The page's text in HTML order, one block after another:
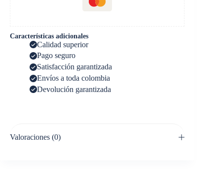
Características adicionales
Calidad superior
Pago seguro
Satisfacción garantizada
Envíos a toda colombia
Devolución garantizada
Valoraciones (0)